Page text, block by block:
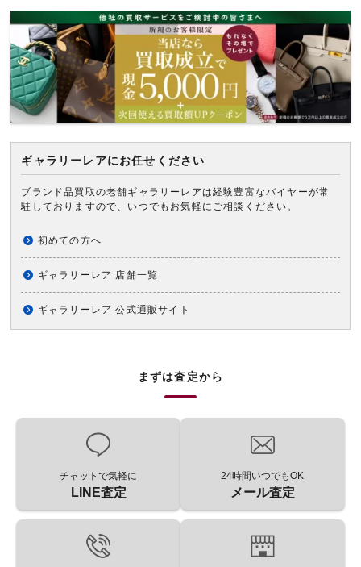
ギャラリーレアにお任せください
ブランド品買取の老舗ギャラリーレアは経験豊富なバイヤーが常
駐しておりますので、いつでもお気軽にご相談ください。
初めての方へ
ギャラリーレア 店舗一覧
ギャラリーレア 公式通販サイト
まずは査定から
チャットで気軽に
LINE査定
24時間いつでもOK
メール査定